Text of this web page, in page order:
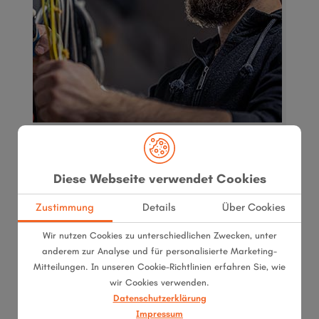
Elektroniker / Elektroingenieur
/ Elektrotechniker (m/w/d)
Elektrotechnische Abwicklung unserer
Anlagenprojekte. Wartung,
Instandhaltung und Optimierung
vorhandener Hochtemperaturanlagen.
Diese Webseite verwendet Cookies
Zustimmung Details Über Cookies
Wir nutzen Cookies zu unterschiedlichen Zwecken, unter
anderem zur Analyse und für personalisierte Marketing-
Mitteilungen. In unseren Cookie-Richtlinien erfahren Sie, wie
wir Cookies verwenden.
Datenschutzerklärung
Impressum